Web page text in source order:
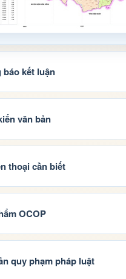
báo kết luận
văn bản
thoại cần biết
OCOP
quy phạm pháp luật